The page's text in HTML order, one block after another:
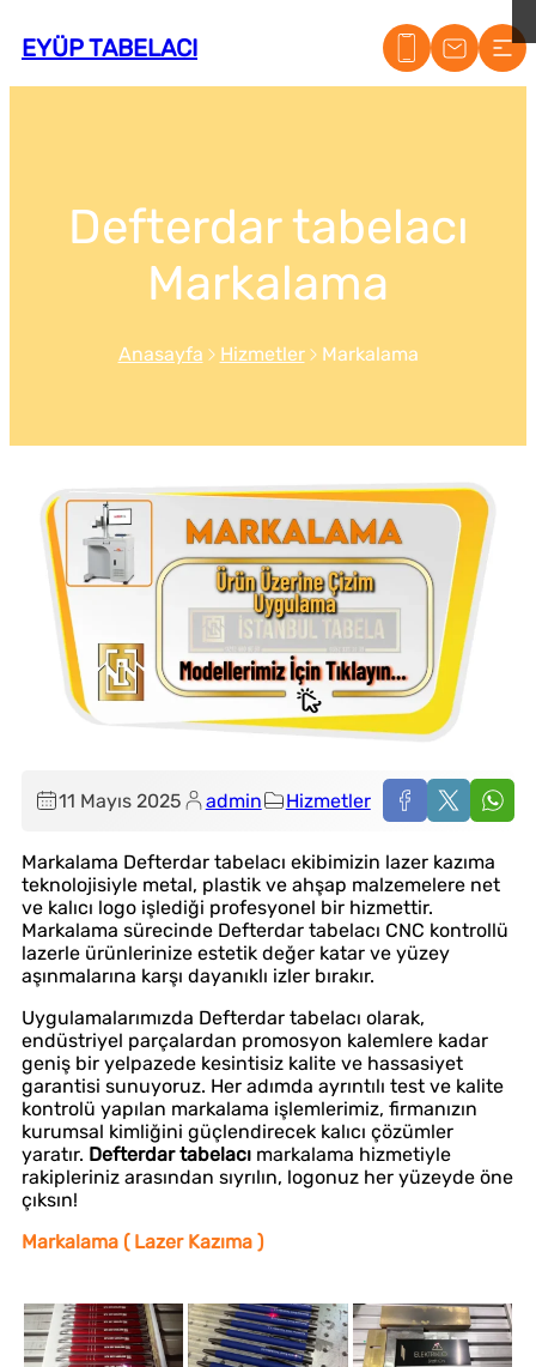
EYÜP TABELACI
Defterdar tabelacı
Markalama
Anasayfa Hizmetler Markalama
11 Mayıs 2025 admin Hizmetler
Markalama Defterdar tabelacı ekibimizin lazer kazıma
teknolojisiyle metal, plastik ve ahşap malzemelere net
ve kalıcı logo işlediği profesyonel bir hizmettir.
Markalama sürecinde Defterdar tabelacı CNC kontrollü
lazerle ürünlerinize estetik değer katar ve yüzey
aşınmalarına karşı dayanıklı izler bırakır.
Uygulamalarımızda Defterdar tabelacı olarak,
endüstriyel parçalardan promosyon kalemlere kadar
geniş bir yelpazede kesintisiz kalite ve hassasiyet
garantisi sunuyoruz. Her adımda ayrıntılı test ve kalite
kontrolü yapılan markalama işlemlerimiz, firmanızın
kurumsal kimliğini güçlendirecek kalıcı çözümler
yaratır. Defterdar tabelacı markalama hizmetiyle
rakipleriniz arasından sıyrılın, logonuz her yüzeyde öne
çıksın!
Markalama ( Lazer Kazıma )